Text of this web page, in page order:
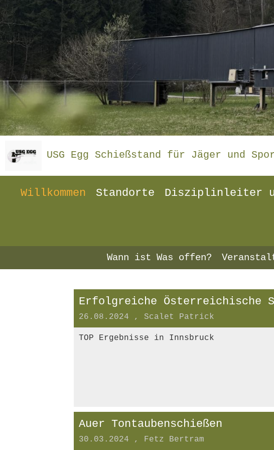
USG Egg Schießstand für Jäger und
Willkommen Standorte Disziplinleiter
Wann ist Was offen?
Erfolgreiche Österreichische
26.08.2024 , Scalet Patrick
TOP Ergebnisse in Innsbruck
Auer Tontaubenschießen
30.03.2024 , Fetz Bertram